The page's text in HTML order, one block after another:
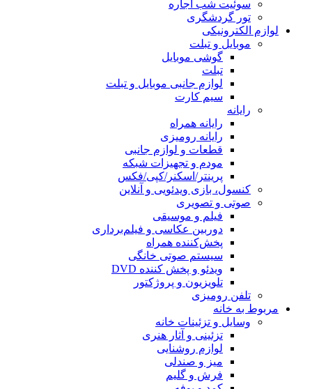
سوئیت شب اجاره
تور گردشگری
لوازم الکترونیکی
موبایل و تبلت
گوشی موبایل
تبلت
لوازم جانبی موبایل و تبلت
سیم کارت
رایانه
رایانه همراه
رایانه رومیزی
قطعات و لوازم جانبی
مودم و تجهیزات شبکه
پرینتر/اسکنر/کپی/فکس
کنسول، بازی‌ ویدئویی و آنلاین
صوتی و تصویری
فیلم و موسیقی
دوربین عکاسی و فیلم‌برداری
پخش‌کننده همراه
سیستم صوتی خانگی
ویدئو و پخش کننده DVD
تلویزیون و پروژکتور
تلفن رومیزی
مربوط به خانه
وسایل و تزئینات خانه
تزئینی و آثار هنری
لوازم روشنایی
میز و صندلی
فرش و گلیم